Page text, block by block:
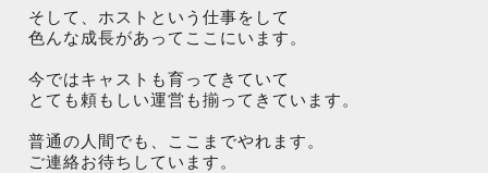
そして、ホストという仕事をして
色んな成長があってここにいます。
今ではキャストも育ってきていて
とても頼もしい運営も揃ってきています。
普通の人間でも、ここまでやれます。
ご連絡お待ちしています。